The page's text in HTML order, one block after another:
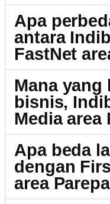
Apa
antara
FastNet
Mana
bisnis,
Media area
Apa beda
dengan
area